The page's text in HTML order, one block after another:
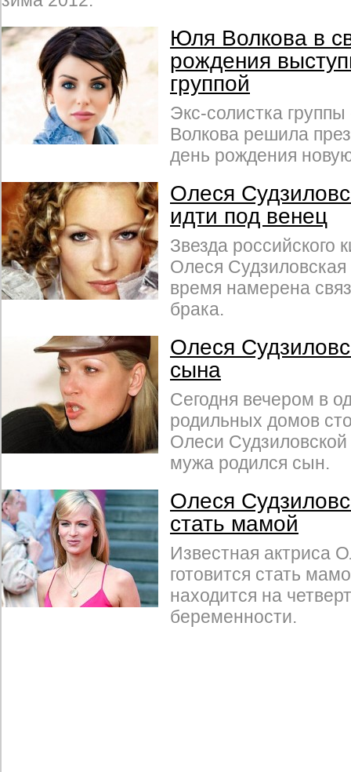
Юля Волкова в
рождения
группой
Экс-солистка
Волкова решила
день рождения
Олеся
идти под венец
Звезда российского
Олеся
время намерена
брака.
Олеся
сына
Сегодня вечером в
родильных домов
Олеси Судзиловской
мужа родился сын.
Олеся
стать мамой
Известная актриса
готовится стать
находится на
беременности.